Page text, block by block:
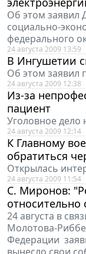
Об этом заявил
социально-
федерального
24 августа 2009 13:59
В Ингушетии
Об этом заявил
24 августа 2009 12:38
Из-за
пациент
Уголовное дело
24 августа 2009 12:14
К Главному
обратиться
Открылась
24 августа 2009 11:54
С. Миронов:
относительно
24 августа в
Молотова-
Федерации